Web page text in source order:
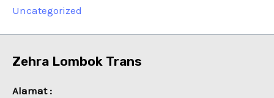
Uncategorized
Zehra Lombok Trans
Alamat :